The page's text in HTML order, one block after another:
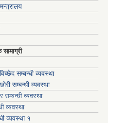
सम्बन्धी व्यवस्था
सम्बन्धी व्यवस्था
सम्बन्धी व्यवस्था
व्यवस्था
व्यवस्था १